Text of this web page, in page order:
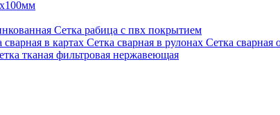
Сетка рабица с пвх покрытием
сварная в картах Сетка сварная в рулонах Сетка сварная
тканая фильтровая нержавеющая